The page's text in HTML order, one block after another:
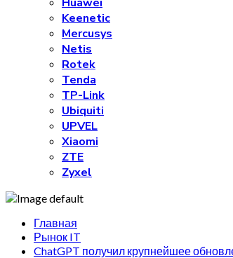
Keenetic
Mercusys
Netis
Rotek
Tenda
TP-Link
Ubiquiti
UPVEL
Xiaomi
ZTE
Zyxel
Главная
Рынок IT
ChatGPT получил крупнейшее